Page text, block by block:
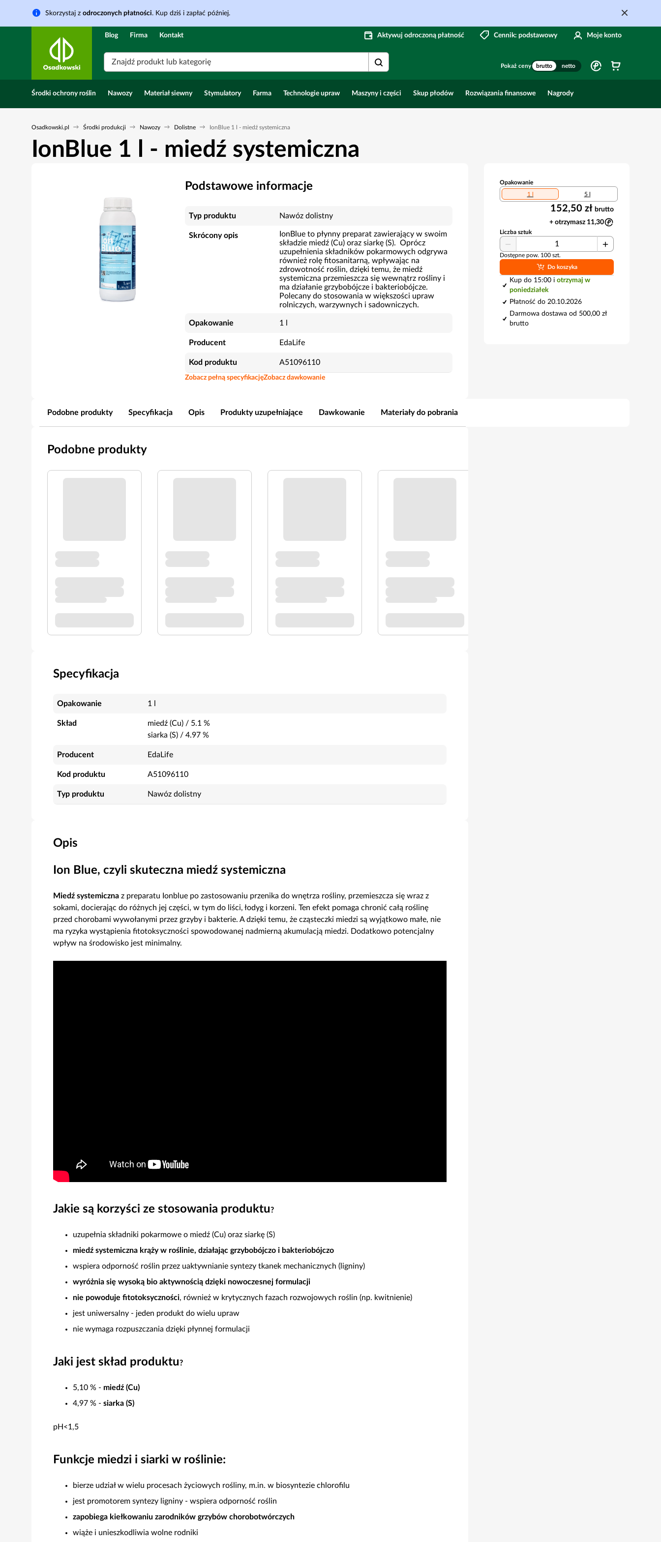
Skorzystaj z odroczonych płatności. Kup dziś i zapłać później.
Blog Firma Kontakt Aktywuj odroczoną płatność Cennik: podstawowy Moje konto
Znajdź produkt lub kategorię Pokaż ceny brutto netto
Środki ochrony roślin Nawozy Materiał siewny Stymulatory Farma Technologie upraw Maszyny i części Skup płodów Rozwiązania finansowe Nagrody
Osadkowski.pl Środki produkcji Nawozy Dolistne IonBlue 1 l - miedź systemiczna
IonBlue 1 l - miedź systemiczna
Podstawowe informacje
Typ produktu Nawóz dolistny
Skrócony opis
IonBlue to płynny preparat zawierający w swoim
składzie miedź (Cu) oraz siarkę (S). Oprócz
uzupełnienia składników pokarmowych odgrywa
również rolę fitosanitarną, wpływając na
zdrowotność roślin, dzięki temu, że miedź
systemiczna przemieszcza się wewnątrz rośliny i
ma działanie grzybobójcze i bakteriobójcze.
Polecany do stosowania w większości upraw
rolniczych, warzywnych i sadowniczych.
Opakowanie 1 l
Producent EdaLife
Kod produktu A51096110
Zobacz pełną specyfikacjęZobacz dawkowanie
Opakowanie
1 l
5 l
152,50 zł brutto
+ otrzymasz 11,30
Liczba sztuk
Dostępne pow. 100 szt.
Do koszyka
Kup do 15:00 i otrzymaj w
poniedziałek
Płatność do 20.10.2026
Darmowa dostawa od 500,00 zł
brutto
Podobne produkty Specyfikacja Opis Produkty uzupełniające Dawkowanie Materiały do pobrania
Podobne produkty
Specyfikacja
Opakowanie 1 l
Skład miedź (Cu) / 5.1 %
siarka (S) / 4.97 %
Producent EdaLife
Kod produktu A51096110
Typ produktu Nawóz dolistny
Opis
Ion Blue, czyli skuteczna miedź systemiczna
Miedź systemiczna z preparatu Ionblue po zastosowaniu przenika do wnętrza rośliny, przemieszcza się wraz z
sokami, docierając do różnych jej części, w tym do liści, łodyg i korzeni. Ten efekt pomaga chronić całą roślinę
przed chorobami wywołanymi przez grzyby i bakterie. A dzięki temu, że cząsteczki miedzi są wyjątkowo małe, nie
ma ryzyka wystąpienia fitotoksyczności spowodowanej nadmierną akumulacją miedzi. Dodatkowo potencjalny
wpływ na środowisko jest minimalny.
Jakie są korzyści ze stosowania produktu?
uzupełnia składniki pokarmowe o miedź (Cu) oraz siarkę (S)
miedź systemiczna krąży w roślinie, działając grzybobójczo i bakteriobójczo
wspiera odporność roślin przez uaktywnianie syntezy tkanek mechanicznych (ligniny)
wyróżnia się wysoką bio aktywnością dzięki nowoczesnej formulacji
nie powoduje fitotoksyczności, również w krytycznych fazach rozwojowych roślin (np. kwitnienie)
jest uniwersalny - jeden produkt do wielu upraw
nie wymaga rozpuszczania dzięki płynnej formulacji
Jaki jest skład produktu?
5,10 % - miedź (Cu)
4,97 % - siarka (S)
pH<1,5
Funkcje miedzi i siarki w roślinie:
bierze udział w wielu procesach życiowych rośliny, m.in. w biosyntezie chlorofilu
jest promotorem syntezy ligniny - wspiera odporność roślin
zapobiega kiełkowaniu zarodników grzybów chorobotwórczych
wiąże i unieszkodliwia wolne rodniki